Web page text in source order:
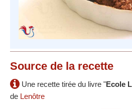
Source de la recette
Une recette tirée du livre "Ecole
de Lenôtre